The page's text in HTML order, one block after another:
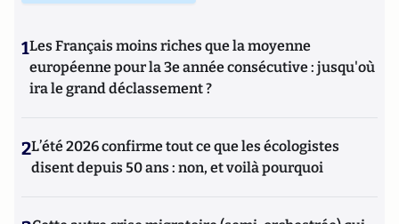
1Les Français moins riches que la moyenne
européenne pour la 3e année consécutive : jusqu'où
ira le grand déclassement ?
2L’été 2026 confirme tout ce que les écologistes
disent depuis 50 ans : non, et voilà pourquoi